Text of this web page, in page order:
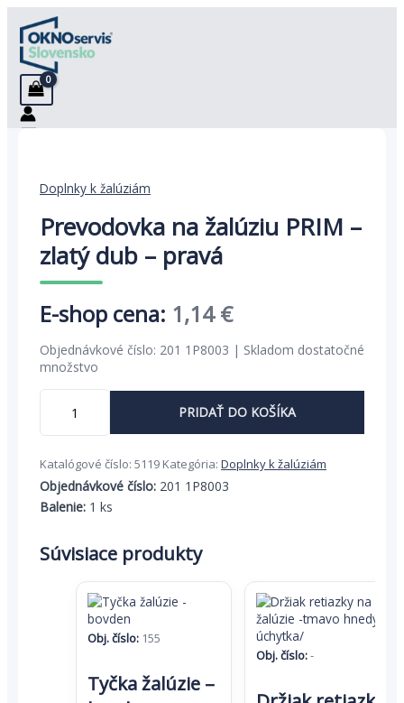
Preskočiť
na
obsah
Doplnky k žalúziám
Prevodovka na žalúziu PRIM –
zlatý dub – pravá
Pôvodná
cena
1,76 €.
1,14€Aktuálna
cena
1,14 €.
Objednávkové číslo: 201 1P8003 | Skladom dostatočné
množstvo
množstvo
Prevodovka
na
PRIM
-
zlatý
dub
pravá
PRIDAŤ DO KOŠÍKA
Katalógové číslo: 5119 Kategória: Doplnky k žalúziám
Objednávkové číslo: 201 1P8003
Balenie: 1 ks
Súvisiace produkty
Obj. číslo: 155
Tyčka žalúzie –
Obj. číslo:-
produkt